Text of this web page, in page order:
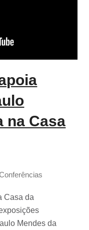
na Casa
Casa da
Mendes da